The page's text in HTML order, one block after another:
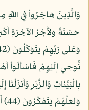
وَالَّذِينَ هَاجَرُواْ فِي اللّهِ
بِالْبَيِّنَاتِ وَالزُّبُرِ